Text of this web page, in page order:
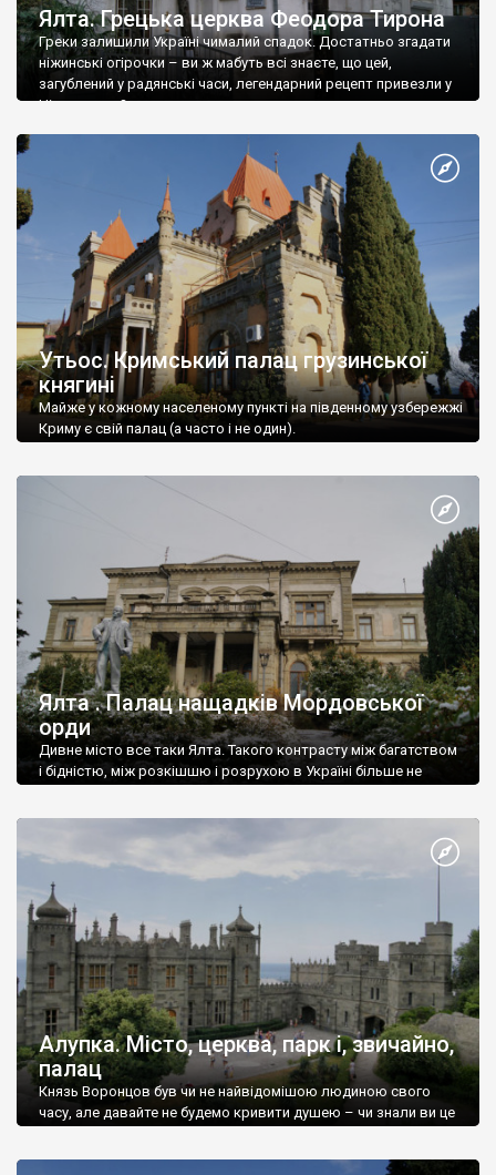
Ялта. Грецька церква Феодора Тирона
Греки залишили Україні чималий спадок. Достатньо згадати
ніжинські огірочки – ви ж мабуть всі знаєте, що цей,
загублений у радянські часи, легендарний рецепт привезли у
Ніжин греки?
Утьос. Кримський палац грузинської
княгині
Майже у кожному населеному пункті на південному узбережжі
Криму є свій палац (а часто і не один).
Ялта . Палац нащадків Мордовської
орди
Дивне місто все таки Ялта. Такого контрасту між багатством
і бідністю, між розкішшю і розрухою в Україні більше не
Алупка. Місто, церква, парк і, звичайно,
палац
Князь Воронцов був чи не найвідомішою людиною свого
часу, але давайте не будемо кривити душею – чи знали ви це